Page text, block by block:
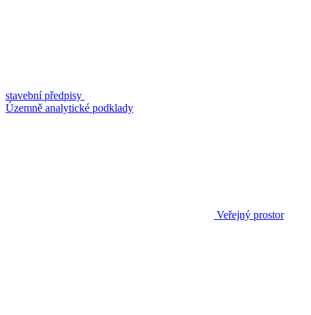
stavební předpisy
Územně analytické podklady
Veřejný prostor